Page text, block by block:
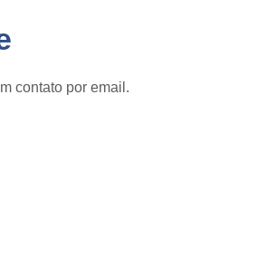
contato por email.